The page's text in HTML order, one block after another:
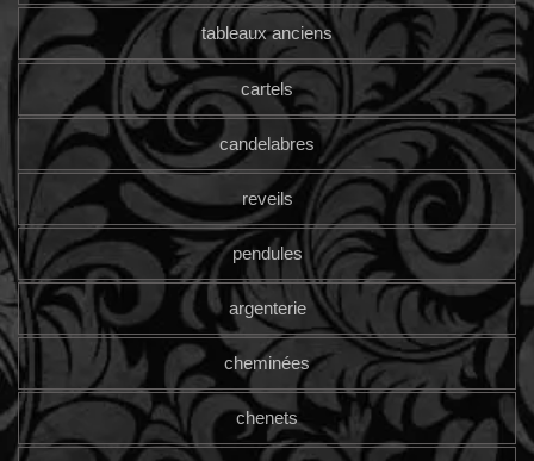
tableaux anciens
cartels
candelabres
reveils
pendules
argenterie
cheminées
chenets